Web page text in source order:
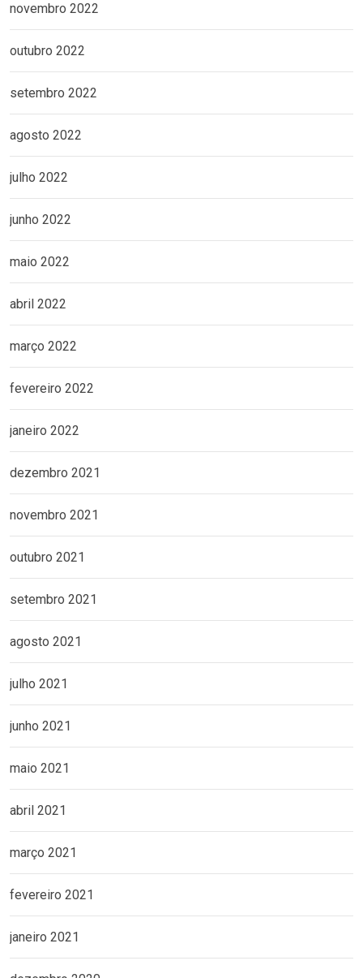
novembro 2022
outubro 2022
setembro 2022
agosto 2022
julho 2022
junho 2022
maio 2022
abril 2022
março 2022
fevereiro 2022
janeiro 2022
dezembro 2021
novembro 2021
outubro 2021
setembro 2021
agosto 2021
julho 2021
junho 2021
maio 2021
abril 2021
março 2021
fevereiro 2021
janeiro 2021